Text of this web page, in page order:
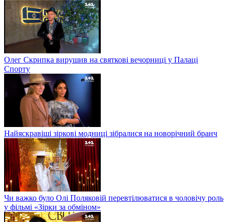
Олег Скрипка вирушив на святкові вечорниці у Палаці
Спорту
Найяскравіші зіркові модниці зібралися на новорічний бранч
Чи важко було Олі Поляковій перевтілюватися в чоловічу роль
у фільмі «Зірки за обміном»